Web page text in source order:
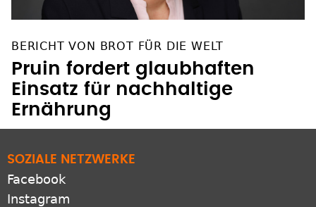
BERICHT VON BROT FÜR DIE WELT
Pruin fordert glaubhaften
Einsatz für nachhaltige
Ernährung
SOZIALE NETZWERKE
Facebook
Instagram